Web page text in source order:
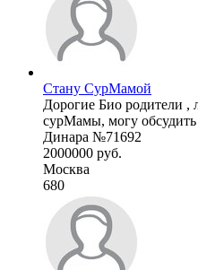
Стану СурМамой
Дорогие Био родители ,
сурМамы, могу обсудить
Динара №71692
2000000 руб.
Москва
680